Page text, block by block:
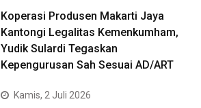
Koperasi Produsen Makarti Jaya
Kantongi Legalitas Kemenkumham,
Yudik Sulardi Tegaskan
Kepengurusan Sah Sesuai AD/ART
Kamis, 2 Juli 2026